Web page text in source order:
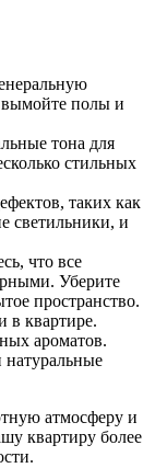
вымойте полы и
тона для
стильных
таких как
светильники, и
что все
Уберите
пространство.
в квартире.
ароматов.
натуральные
атмосферу и
квартиру более